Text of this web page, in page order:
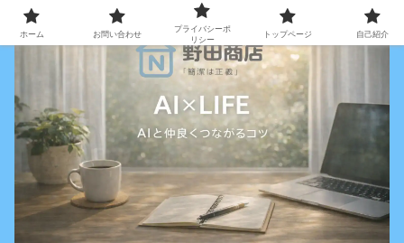
ホーム お問い合わせ
プライバシーポ
リシー
トップページ 自己紹介